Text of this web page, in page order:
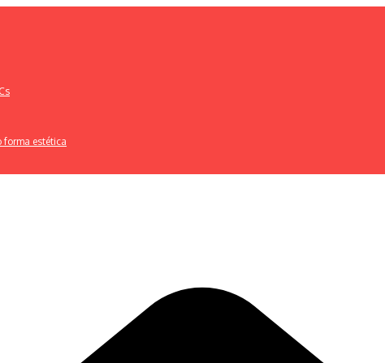
forma estética